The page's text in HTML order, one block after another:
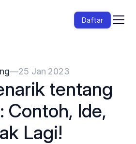
Daftar
—25 Jan 2023
tentang
Contoh, Ide,
Lagi!